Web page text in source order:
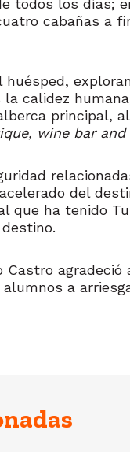
todos los
cabañas a
calidez
principal,
wine bar
del
que ha tenido
Castro
a